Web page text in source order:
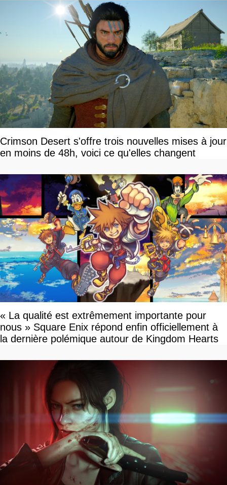
Crimson Desert s'offre trois nouvelles mises à jour
en moins de 48h, voici ce qu'elles changent
« La qualité est extrêmement importante pour
nous » Square Enix répond enfin officiellement à
la dernière polémique autour de Kingdom Hearts